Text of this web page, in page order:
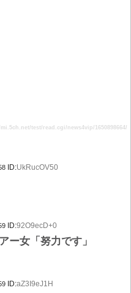
test/read.cgi/news4vip/1650898664/
ID:UkRucOV50
ID:92O9ecD+0
ー女「努力です」
ID:aZ3I9eJ1H